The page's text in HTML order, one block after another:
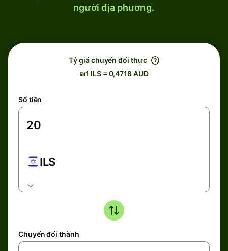
người địa phương.
Tỷ giá chuyển đổi thực
₪1 ILS = 0,4718 AUD
Số tiền
ILS
Chuyển đổi thành